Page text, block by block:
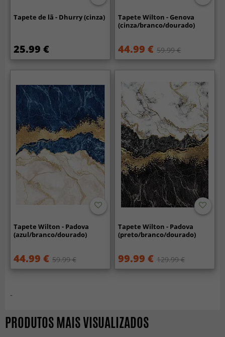
Tapete de lã - Dhurry (cinza)
25.99 €
Tapete Wilton - Genova
(cinza/branco/dourado)
44.99 € 59.99 €
Tapete Wilton - Padova
(azul/branco/dourado)
44.99 € 59.99 €
Tapete Wilton - Padova
(preto/branco/dourado)
99.99 € 129.99 €
-
PRODUTOS MAIS VISUALIZADOS